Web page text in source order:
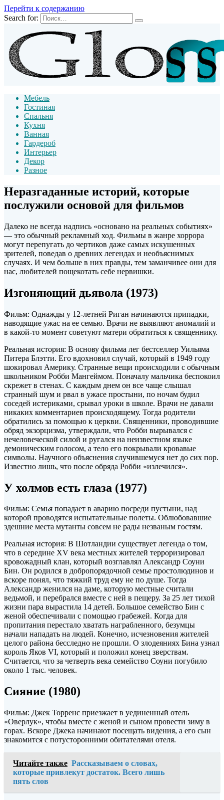
Перейти к содержанию
Search for:
Мебель
Гостиная
Спальня
Кухня
Ванная
Гардероб
Интерьер
Декор
Разное
Неразгаданные историй, которые
послужили основой для фильмов
Далеко не всегда надпись «основано на реальных событиях»
— это обычный рекламный ход. Фильмы в жанре хоррора
могут перепугать до чертиков даже самых искушенных
зрителей, поведав о древних легендах и необъяснимых
случаях. И чем больше в них правды, тем заманчивее они для
нас, любителей пощекотать себе нервишки.
Изгоняющий дьявола (1973)
Фильм: Однажды у 12-летней Риган начинаются припадки,
наводящие ужас на ее семью. Врачи не выявляют аномалий и
в какой-то момент советуют матери обратиться к священнику.
Реальная история: В основу фильма лег бестселлер Уильяма
Питера Блэтти. Его вдохновил случай, который в 1949 году
шокировал Америку. Странные вещи происходили с обычным
школьником Робби Мангеймом. Поначалу мальчика беспокоил
скрежет в стенах. С каждым днем он все чаще слышал
странный шум и рвал в ужасе простыни, по ночам будил
соседей истериками, срывал уроки в школе. Врачи не давали
никаких комментариев происходящему. Тогда родители
обратились за помощью к церкви. Священники, проводившие
обряд экзорцизма, утверждали, что Робби вырывался с
нечеловеческой силой и ругался на неизвестном языке
демоническим голосом, а тело его покрывали кровавые
символы. Научного объяснения случившемуся нет до сих пор.
Известно лишь, что после обряда Робби «излечился».
У холмов есть глаза (1977)
Фильм: Семья попадает в аварию посреди пустыни, над
которой проводятся испытательные полеты. Облюбовавшие
здешние места мутанты совсем не рады незваным гостям.
Реальная история: В Шотландии существует легенда о том,
что в середине XV века местных жителей терроризировал
кровожадный клан, который возглавлял Александр Соуни
Бин. Он родился в добропорядочной семье простолюдинов и
вскоре понял, что тяжкий труд ему не по душе. Тогда
Александр женился на даме, которую местные считали
ведьмой, и перебрался вместе с ней в пещеру. За 25 лет тихой
жизни пара вырастила 14 детей. Большое семейство Бин с
женой обеспечивали с помощью грабежей. Когда для
пропитания перестало хватать награбленного, безумцы
начали нападать на людей. Конечно, исчезновения жителей
целого района бесследно не прошли. О злодеяниях Бина узнал
король Яков VI, который и положил конец зверствам.
Считается, что за четверть века семейство Соуни погубило
около 1 тыс. человек.
Сияние (1980)
Фильм: Джек Торренс приезжает в уединенный отель
«Оверлук», чтобы вместе с женой и сыном провести зиму в
горах. Вскоре Джека начинают посещать видения, а его сын
знакомится с потусторонними обитателями отеля.
Читайте также Рассказываем о словах,
которые привлекут достаток. Всего лишь
пять слов